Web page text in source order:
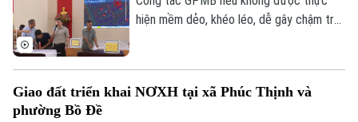
Thời sự
Hà Nội
Chính trị
Hà Nội
Nhịp sống Hà Nội
Thế giới
hiện mềm dẻo, khéo léo, dễ gây chậm trễ,
hoạt, hiệu quả trong công tác giải phóng
Giao đất triển khai NƠXH tại xã Phúc Thịnh và
phường Bồ Đề